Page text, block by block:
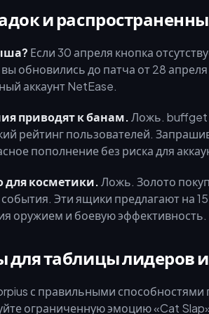
и
Если 30 апреля кнопка
обновились до патча от 28
аккаунт NetEase.
приводят к банам.Ложь. buffget
рейтинг пользователей.
пополнение без риска для
для косметики.Ложь. Золото
Эти ящики предлагают на
оружием и боевую эффективность.
для таблицы лидеров
с правильными
ограниченную эмоцию «Cat